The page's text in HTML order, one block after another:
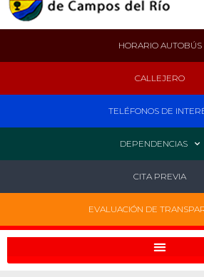
HORARIO AUTOBÚS
CALLEJERO
TELÉFONOS DE
DEPENDENCIAS
CITA PREVIA
EVALUACIÓN DE